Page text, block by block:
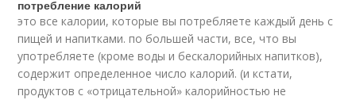
потребление калорий
это все калории, которые вы потребляете каждый день с
пищей и напитками. по большей части, все, что вы
употребляете (кроме воды и бескалорийных напитков),
содержит определенное число калорий. (и кстати,
продуктов c «отрицательной» калорийностью не